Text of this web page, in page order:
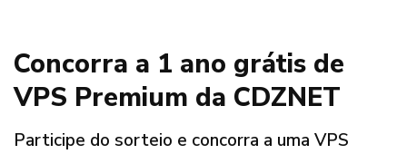
Concorra a 1 ano grátis de
VPS Premium da CDZNET
Participe do sorteio e concorra a uma VPS